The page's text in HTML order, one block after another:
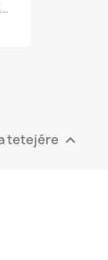
tetejére 